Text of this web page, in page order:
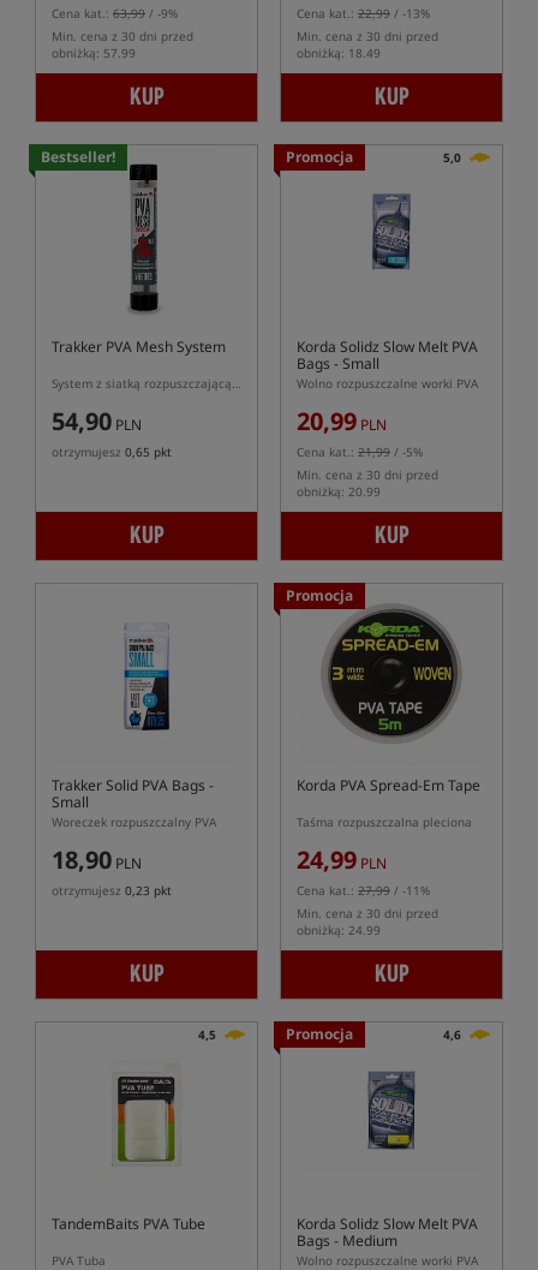
Cena kat.: 63,99 / -9%
Min. cena z 30 dni przed
obniżką: 57.99
KUP
Cena kat.: 22,99 / -13%
Min. cena z 30 dni przed
obniżką: 18.49
KUP
Bestseller!
Trakker PVA Mesh System
System z siatką rozpuszczającą Trakker PVA Mesh System
54,90 PLN
otrzymujesz 0,65 pkt
KUP
Promocja 5,0
Korda Solidz Slow Melt PVA
Bags - Small
Wolno rozpuszczalne worki PVA
20,99 PLN
Cena kat.: 21,99 / -5%
Min. cena z 30 dni przed
obniżką: 20.99
KUP
Trakker Solid PVA Bags -
Small
Woreczek rozpuszczalny PVA
18,90 PLN
otrzymujesz 0,23 pkt
KUP
Promocja
Korda PVA Spread-Em Tape
Taśma rozpuszczalna pleciona
24,99 PLN
Cena kat.: 27,99 / -11%
Min. cena z 30 dni przed
obniżką: 24.99
KUP
4,5
TandemBaits PVA Tube
PVA Tuba
Promocja 4,6
Korda Solidz Slow Melt PVA
Bags - Medium
Wolno rozpuszczalne worki PVA